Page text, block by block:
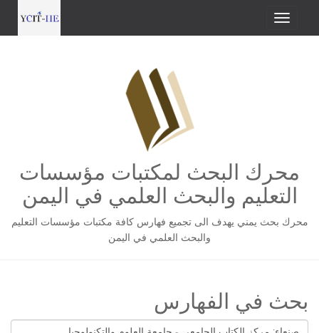
محرك البحث لمكتبات مؤسسات
التعليم والبحث العلمي في اليمن
محرك بحث يمني يهدف الى تجميع فهارس كافة مكتبات مؤسسات التعليم
والبحث العلمي في اليمن
بحث في الفهارس